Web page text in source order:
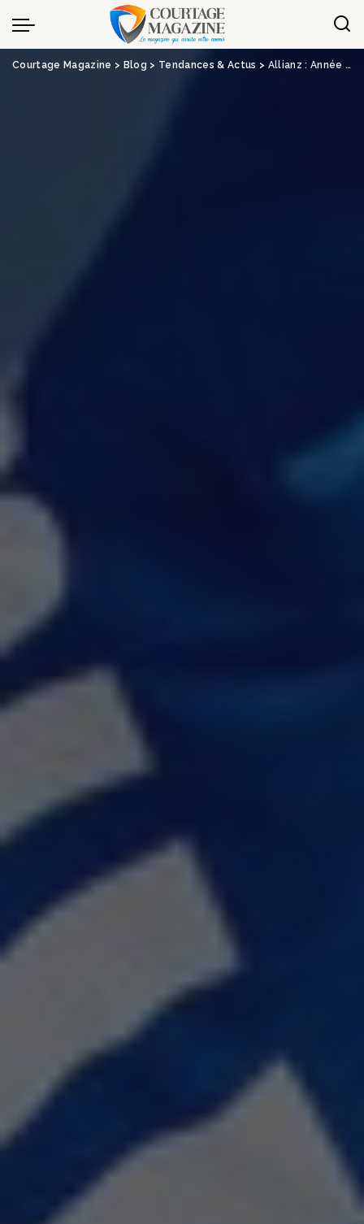
Panneau de gestion des cookies
Courtage Magazine > Blog > Tendances & Actus > Allianz : Année 2023 record malgré le poids des catastrophes naturelles